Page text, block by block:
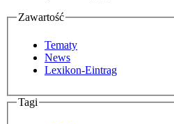
Zawartość
Tematy
News
Lexikon-Eintrag
Tagi